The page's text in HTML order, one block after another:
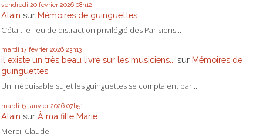
vendredi 20 février 2026 08h12
Alain sur Mémoires de guinguettes
C’était le lieu de distraction privilégié des Parisiens...
mardi 17 février 2026 23h13
il existe un très beau livre sur les musiciens... sur Mémoires de
guinguettes
Un inépuisable sujet les guinguettes se comptaient par...
mardi 13 janvier 2026 07h51
Alain sur À ma fille Marie
Merci, Claude.